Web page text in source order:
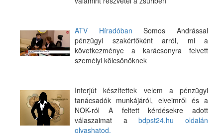
ATV Híradóban Somos Andrással
pénzügyi szakértőként arról, mi a
következménye a karácsonyra felvett
személyi kölcsönöknek
Interjút készítettek velem a pénzügyi
tanácsadók munkájáról, elveimről és a
NOK-ról A feltett kérdésekre adott
válaszaimat abdpst24.hu oldalán
olvashatod.